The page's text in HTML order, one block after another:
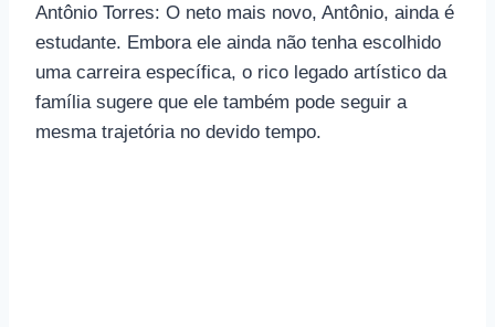
Antônio Torres: O neto mais novo, Antônio, ainda é
estudante. Embora ele ainda não tenha escolhido
uma carreira específica, o rico legado artístico da
família sugere que ele também pode seguir a
mesma trajetória no devido tempo.